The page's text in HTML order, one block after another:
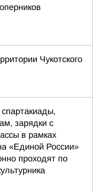
Чукотского
зарядки с
в рамках
«Единой России»
проходят по